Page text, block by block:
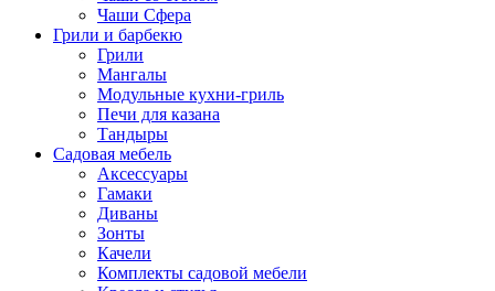
Чаши Сфера
Грили и барбекю
Грили
Мангалы
Модульные кухни-гриль
Печи для казана
Тандыры
Садовая мебель
Аксессуары
Гамаки
Диваны
Зонты
Качели
Комплекты садовой мебели